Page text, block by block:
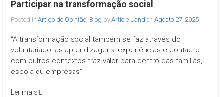
Participar na transformação social
Posted in Artigo de Opinião, Blog by Article Land on Agosto 27, 2025
“A transformação social também se faz através do
voluntariado: as aprendizagens, experiências e contacto
com outros contextos traz valor para dentro das famílias,
escola ou empresas”
Ler mais